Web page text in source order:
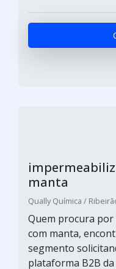
manta
Qually Química /
Quem procura por
com manta,
segmento
plataforma B2B